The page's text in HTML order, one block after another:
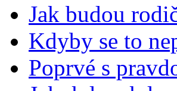
Jak budou
Kdyby se to
Poprvé s